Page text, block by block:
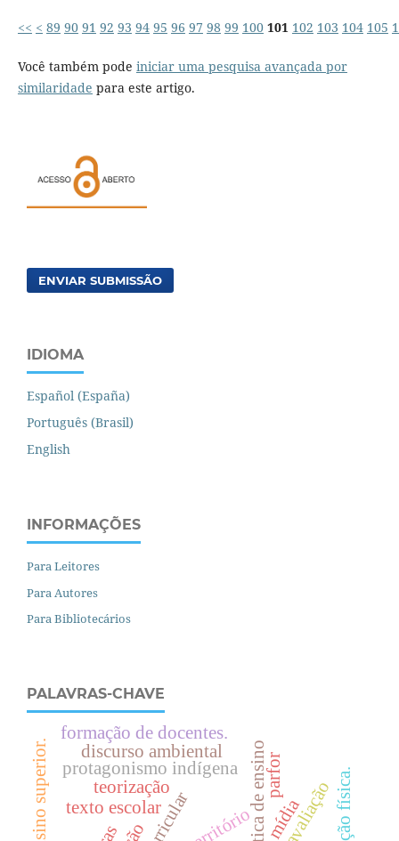
<< < 89 90 91 92 93 94 95 96 97 98 99 100 101 102 103 104 105
Você também pode iniciar uma pesquisa avançada por
similaridade para este artigo.
ENVIAR SUBMISSÃO
IDIOMA
Español (España)
Português (Brasil)
English
INFORMAÇÕES
Para Leitores
Para Autores
Para Bibliotecários
PALAVRAS-CHAVE
territórioprática de ensino
texto escolar
protagonismo indígena
discurso ambiental
mídia
parfor .
formação de docentes.
. teorização